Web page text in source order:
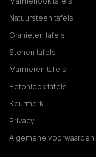
Natuursteen tafels
Granieten tafels
Stenen tafels
Marmeren tafels
Betonlook tafels
Keurmerk
Privacy
Algemene voorwaarden